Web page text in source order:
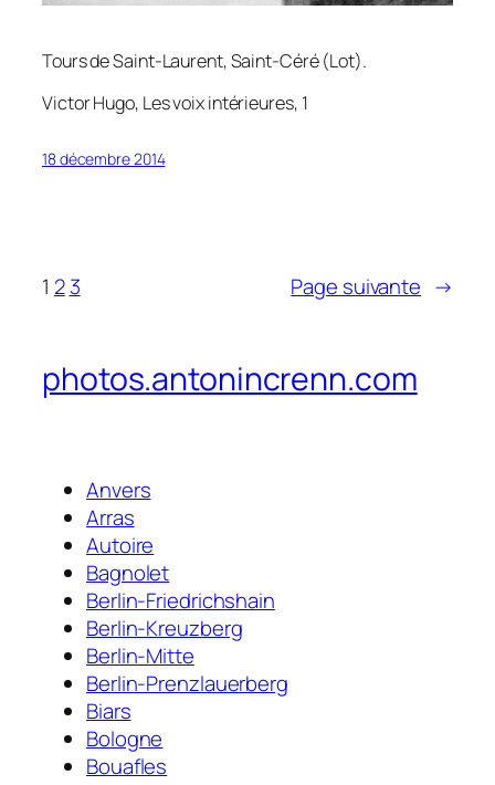
Tours de Saint-Laurent, Saint-Céré (Lot).
Victor Hugo, Les voix intérieures, 1
18 décembre 2014
1 2 3 Page suivante →
photos.antonincrenn.com
Anvers
Arras
Autoire
Bagnolet
Berlin-Friedrichshain
Berlin-Kreuzberg
Berlin-Mitte
Berlin-Prenzlauerberg
Biars
Bologne
Bouafles